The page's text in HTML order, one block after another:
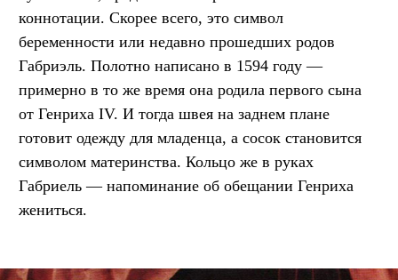
коннотации. Скорее всего, это символ
беременности или недавно прошедших родов
Габриэль. Полотно написано в 1594 году —
примерно в то же время она родила первого сына
от Генриха IV. И тогда швея на заднем плане
готовит одежду для младенца, а сосок становится
символом материнства. Кольцо же в руках
Габриель — напоминание об обещании Генриха
жениться.